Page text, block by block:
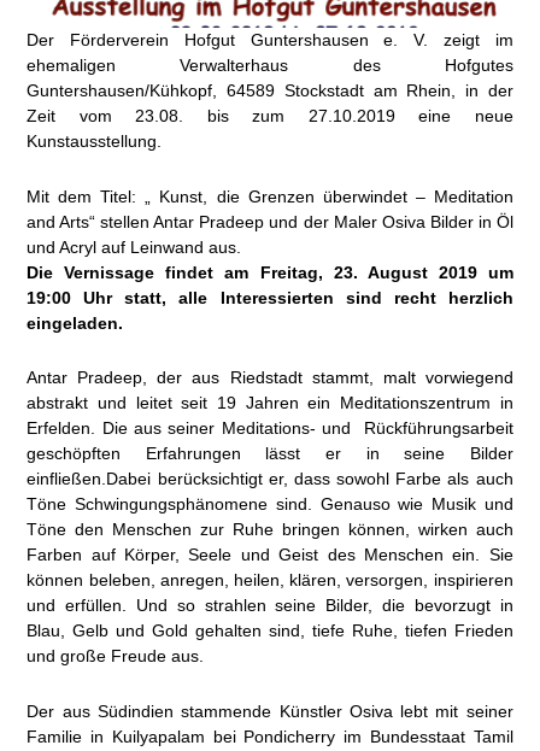
Der Förderverein Hofgut Guntershausen e. V. zeigt im
ehemaligen Verwalterhaus des Hofgutes
Guntershausen/Kühkopf, 64589 Stockstadt am Rhein, in der
Zeit vom 23.08. bis zum 27.10.2019 eine neue
Kunstausstellung.
Mit dem Titel: „ Kunst, die Grenzen überwindet – Meditation
and Arts“ stellen Antar Pradeep und der Maler Osiva Bilder in Öl
und Acryl auf Leinwand aus.
Die Vernissage findet am Freitag, 23. August 2019 um
19:00 Uhr
statt, alle Interessierten sind recht herzlich
eingeladen.
Antar Pradeep, der aus Riedstadt stammt, malt vorwiegend
abstrakt und leitet seit 19 Jahren ein Meditationszentrum in
Erfelden. Die aus seiner Meditations- und Rückführungsarbeit
geschöpften Erfahrungen lässt er in seine Bilder
einfließen.Dabei berücksichtigt er, dass sowohl Farbe als auch
Töne Schwingungsphänomene sind. Genauso wie Musik und
Töne den Menschen zur Ruhe bringen können, wirken auch
Farben auf Körper, Seele und Geist des Menschen ein. Sie
können beleben, anregen, heilen, klären, versorgen, inspirieren
und erfüllen. Und so strahlen seine Bilder, die bevorzugt in
Blau, Gelb und Gold gehalten sind, tiefe Ruhe, tiefen Frieden
und große Freude aus.
Der aus Südindien stammende Künstler Osiva lebt mit seiner
Familie in Kuilyapalam bei Pondicherry im Bundesstaat Tamil